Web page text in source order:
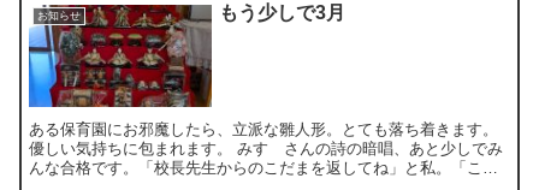
お知らせ もう少しで3月
ある保育園にお邪魔したら、立派な雛人形。とても落ち着きます。
優しい気持ちに包まれます。 みすゞさんの詩の暗唱、あと少しでみ
んな合格です。「校長先生からのこだまを返してね」と私。「こだ